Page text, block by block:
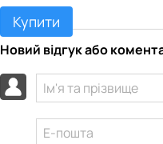
Купити
Новий відгук або